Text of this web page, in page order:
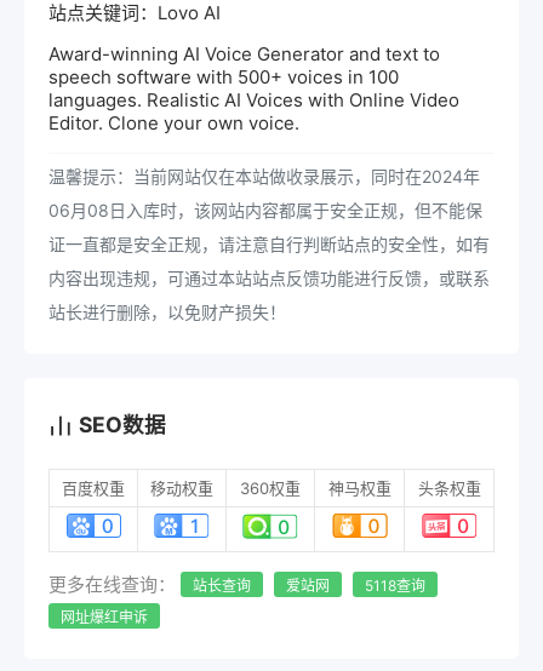
站点关键词：Lovo AI
Award-winning AI Voice Generator and text to
speech software with 500+ voices in 100
languages. Realistic AI Voices with Online Video
Editor. Clone your own voice.
温馨提示：当前网站仅在本站做收录展示，同时在2024年
06月08日入库时，该网站内容都属于安全正规，但不能保
证一直都是安全正规，请注意自行判断站点的安全性，如有
内容出现违规，可通过本站站点反馈功能进行反馈，或联系
站长进行删除，以免财产损失！
SEO数据
百度权重 移动权重 360权重 神马权重 头条权重
更多在线查询： 站长查询 爱站网
5118查询
网址爆红申诉